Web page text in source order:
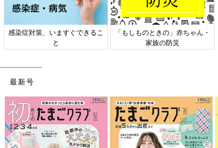
日本外来小児科学会リーフレッ
ト検討会
六星占術 細木かおりさんの人生
相談
最新号